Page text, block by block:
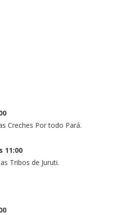
Creches Por todo Pará.
11:00
Tribos de Juruti.